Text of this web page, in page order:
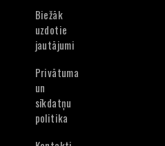
Biežāk
uzdotie
jautājumi
Privātuma
un
sīkdatņu
politika